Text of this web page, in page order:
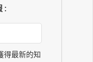
:
得最新的知